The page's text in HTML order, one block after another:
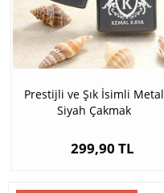
Prestijli ve Şık İsimli Metal
Siyah Çakmak
299,90 TL